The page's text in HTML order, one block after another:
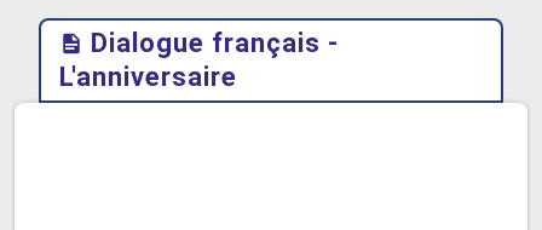
Dialogue français -
L'anniversaire